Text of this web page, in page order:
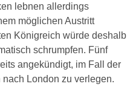
lebnen allerdings
möglichen Austritt
Königreich würde deshalb
schrumpfen. Fünf
angekündigt, im Fall der
London zu verlegen.